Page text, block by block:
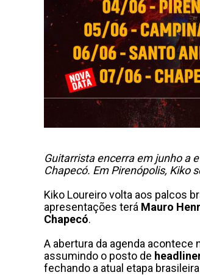
Guitarrista encerra em junho a
Chapecó. Em Pirenópolis, Kiko
Kiko Loureiro volta aos palcos
apresentações terá Mauro
Chapecó.
A abertura da agenda acontece
assumindo o posto de
fechando a atual etapa